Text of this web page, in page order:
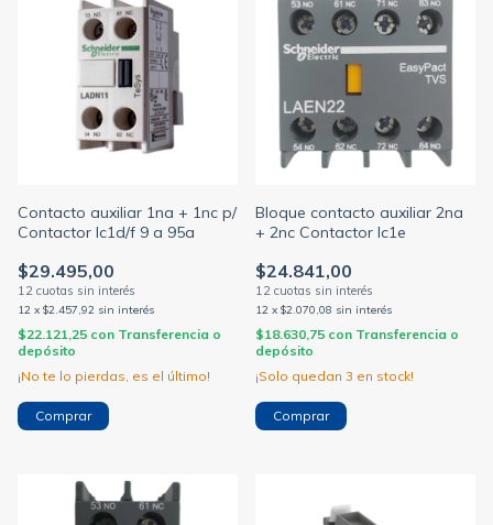
Contacto auxiliar 1na + 1nc p/
Contactor lc1d/f 9 a 95a
$29.495,00
12 x $2.457,92 sin interés
$22.121,25 con Transferencia o
depósito
¡No te lo pierdas, es el último!
Bloque contacto auxiliar 2na
+ 2nc Contactor lc1e
$24.841,00
12 x $2.070,08 sin interés
$18.630,75 con Transferencia o
depósito
¡Solo quedan 3 en stock!